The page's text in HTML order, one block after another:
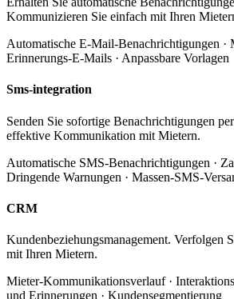
Kommunizieren Sie einfach mit Ihren
Automatische E-Mail-Benachrichtigungen ·
Erinnerungs-E-Mails · Anpassbare Vorlagen
Sms-integration
Senden Sie sofortige Benachrichtigungen
effektive Kommunikation mit Mietern.
Automatische SMS-Benachrichtigungen ·
Dringende Warnungen · Massen-SMS-
CRM
Kundenbeziehungsmanagement. Verfolgen
mit Ihren Mietern.
Mieter-Kommunikationsverlauf ·
und Erinnerungen · Kundensegmentierung